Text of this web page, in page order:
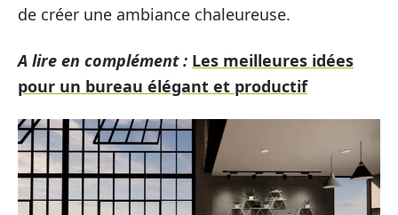
de créer une ambiance chaleureuse.
A lire en complément : Les meilleures idées
pour un bureau élégant et productif